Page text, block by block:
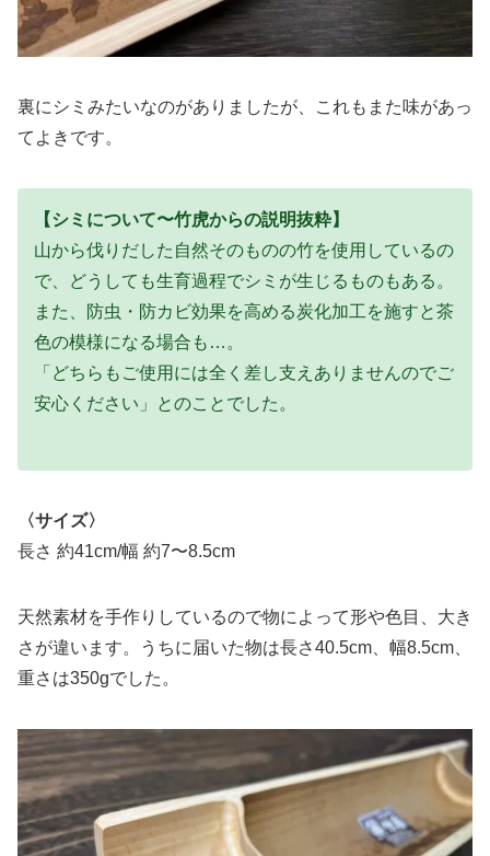
裏にシミみたいなのがありましたが、これもまた味があっ
てよきです。
【シミについて〜竹虎からの説明抜粋】
山から伐りだした自然そのものの竹を使用しているの
で、どうしても生育過程でシミが生じるものもある。
また、防虫・防カビ効果を高める炭化加工を施すと茶
色の模様になる場合も…。
「どちらもご使用には全く差し支えありませんのでご
安心ください」とのことでした。
〈サイズ〉
長さ 約41cm/幅 約7〜8.5cm
天然素材を手作りしているので物によって形や色目、大き
さが違います。うちに届いた物は長さ40.5cm、幅8.5cm、
重さは350gでした。